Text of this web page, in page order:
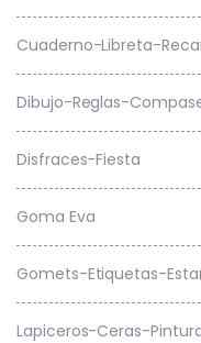
Cuaderno-Libreta-
Dibujo-Reglas-
Disfraces-Fiesta
Goma Eva
Gomets-Etiquetas-
Lapiceros-Ceras-